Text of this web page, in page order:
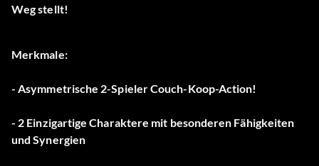
Weg stellt!
Merkmale:
- Asymmetrische 2-Spieler Couch-Koop-Action!
- 2 Einzigartige Charaktere mit besonderen Fähigkeiten
und Synergien